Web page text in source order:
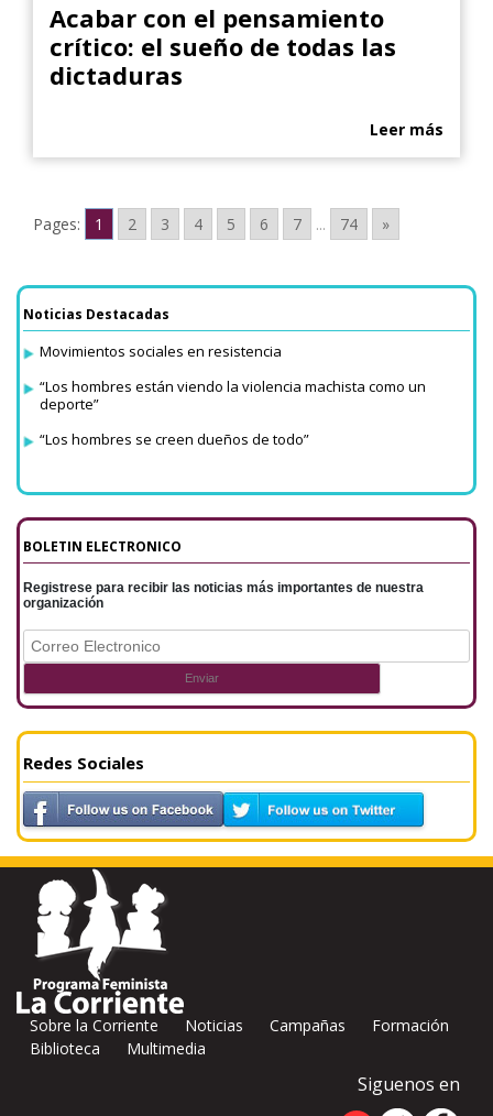
Acabar con el pensamiento
crítico: el sueño de todas las
dictaduras
Leer más
Pages: 1 2 3 4 5 6 7 ... 74 »
Noticias Destacadas
Movimientos sociales en resistencia
“Los hombres están viendo la violencia machista como un
deporte”
“Los hombres se creen dueños de todo”
BOLETIN ELECTRONICO
Registrese para recibir las noticias más importantes de nuestra
organización
Redes Sociales
Sobre la Corriente Noticias Campañas
Formación
Biblioteca
Multimedia
Siguenos en